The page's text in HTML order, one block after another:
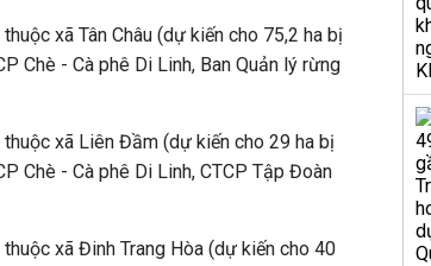
xã Tân Châu (dự kiến cho 75,2 ha bị
Chè - Cà phê Di Linh, Ban Quản lý rừng
xã Liên Đầm (dự kiến cho 29 ha bị
Chè - Cà phê Di Linh, CTCP Tập Đoàn
xã Đinh Trang Hòa (dự kiến cho 40